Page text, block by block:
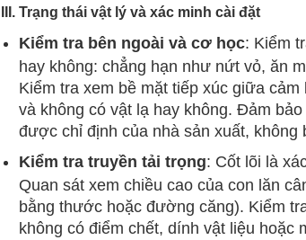
III. Trạng thái vật lý và xác minh cài đặt
Kiểm tra bên ngoài và cơ học: Kiểm
hay không: chẳng hạn như nứt vỏ, ăn
Kiểm tra xem bề mặt tiếp xúc giữa
và không có vật lạ hay không. Đảm
được chỉ định của nhà sản xuất, không
Kiểm tra truyền tải trọng: Cốt lõi là
Quan sát xem chiều cao của con lăn
bằng thước hoặc đường căng). Kiểm
không có điểm chết, dính vật liệu hoặc